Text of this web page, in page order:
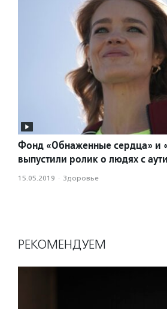
Фонд «Обнаженные сердца» и
выпустили ролик о людях с
15.05.2019 · Здоровье
РЕКОМЕНДУЕМ